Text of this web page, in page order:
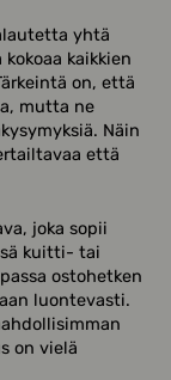
yhtä
kaikkien
on, että
mutta ne
Näin
että
joka sopii
kuitti- tai
ostohetken
luontevasti.
on vielä